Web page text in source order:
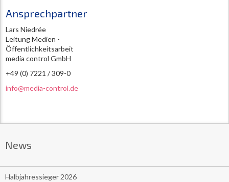
Ansprechpartner
Lars Niedrée
Leitung Medien -
Öffentlichkeitsarbeit
media control GmbH
+49 (0) 7221 / 309-0
info@media-control.de
News
Halbjahressieger 2026